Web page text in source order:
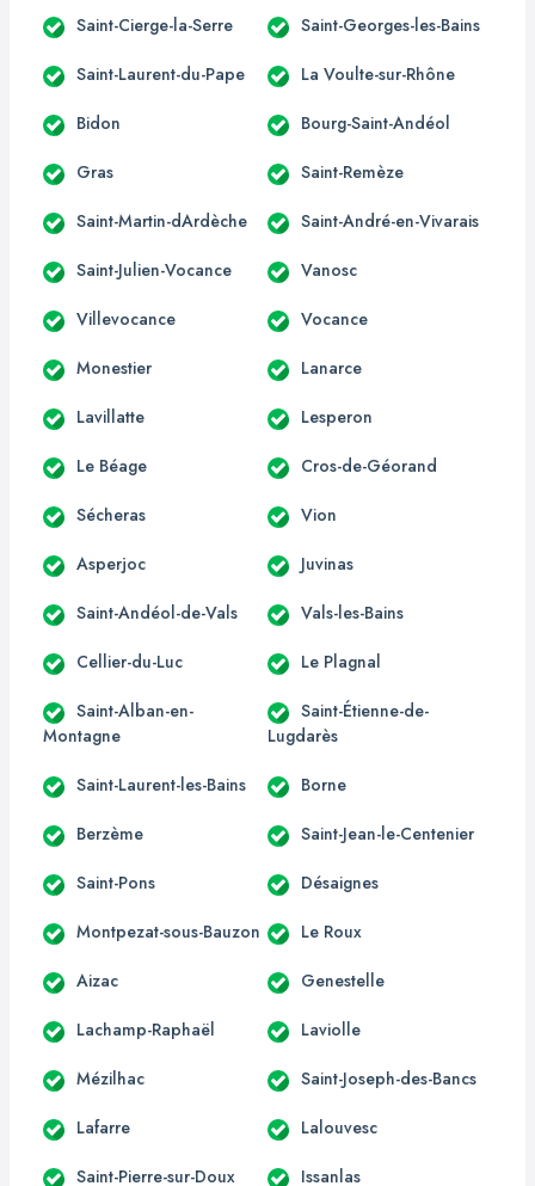
Saint-Cierge-la-Serre Saint-Georges-les-Bains
Saint-Laurent-du-Pape La Voulte-sur-Rhône
Bidon Bourg-Saint-Andéol
Gras Saint-Remèze
Saint-Martin-dArdèche Saint-André-en-Vivarais
Saint-Julien-Vocance Vanosc
Villevocance Vocance
Monestier Lanarce
Lavillatte Lesperon
Le Béage Cros-de-Géorand
Sécheras Vion
Asperjoc Juvinas
Saint-Andéol-de-Vals Vals-les-Bains
Cellier-du-Luc Le Plagnal
Saint-Alban-en-
Montagne
Saint-Étienne-de-
Lugdarès
Saint-Laurent-les-Bains Borne
Berzème Saint-Jean-le-Centenier
Saint-Pons Désaignes
Montpezat-sous-Bauzon Le Roux
Aizac Genestelle
Lachamp-Raphaël Laviolle
Mézilhac Saint-Joseph-des-Bancs
Lafarre Lalouvesc
Saint-Pierre-sur-Doux Issanlas